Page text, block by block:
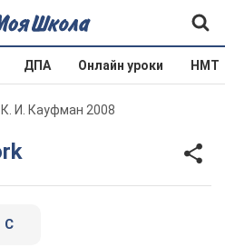
ДПА Онлайн уроки НМТ
И. Кауфман 2008
C